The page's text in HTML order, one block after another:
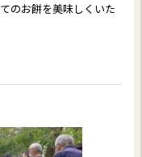
のお餅を美味しくいた